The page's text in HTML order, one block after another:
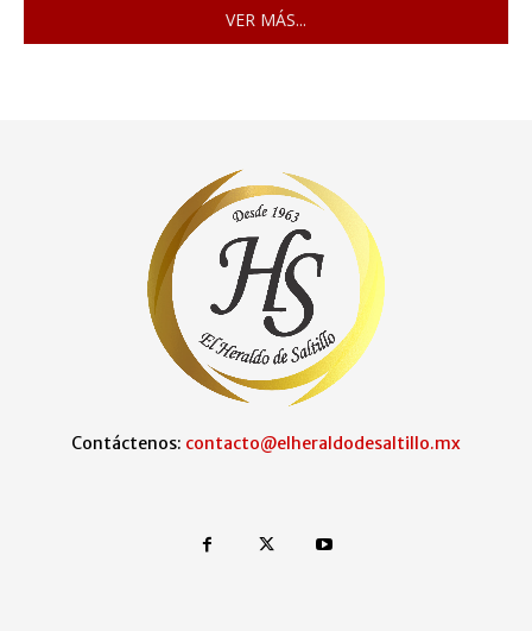
VER MÁS...
Contáctenos: contacto@elheraldodesaltillo.mx